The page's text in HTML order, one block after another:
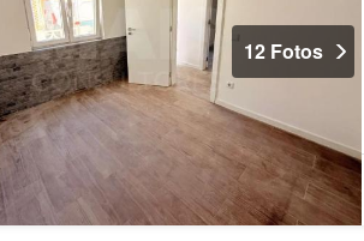
12 Fotos